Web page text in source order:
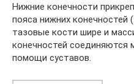
Нижние конечности
пояса нижних конечностей
тазовые кости шире и
конечностей соединяются
помощи суставов.